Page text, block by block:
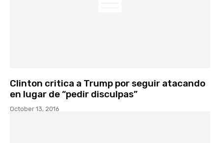
Clinton critica a Trump por seguir atacando
en lugar de “pedir disculpas”
October 13, 2016